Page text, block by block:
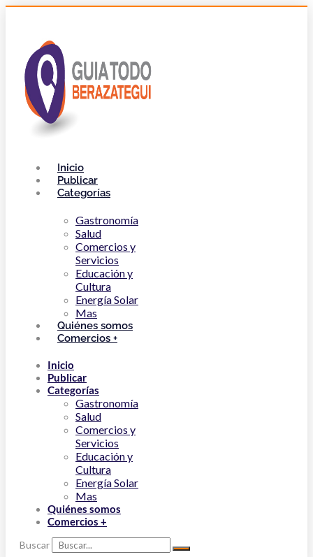
Inicio
Publicar
Categorías
Gastronomía
Salud
Comercios y
Servicios
Educación y
Cultura
Energía Solar
Mas
Quiénes somos
Comercios +
Inicio
Publicar
Categorías
Gastronomía
Salud
Comercios y
Servicios
Educación y
Cultura
Energía Solar
Mas
Quiénes somos
Comercios +
Buscar